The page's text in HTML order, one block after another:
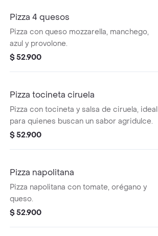
Pizza 4 quesos
Pizza con queso mozzarella, manchego,
azul y provolone.
$ 52.900
Pizza tocineta ciruela
Pizza con tocineta y salsa de ciruela, ideal
para quienes buscan un sabor agridulce.
$ 52.900
Pizza napolitana
Pizza napolitana con tomate, orégano y
queso.
$ 52.900